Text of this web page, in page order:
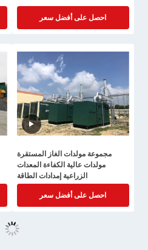
احصل على أفضل سعر
مجموعة مولدات الغاز المستقرة
مولدات عالية الكفاءة المعدات
الزراعية إمدادات الطاقة
احصل على أفضل سعر